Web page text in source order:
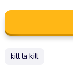
kill la kill